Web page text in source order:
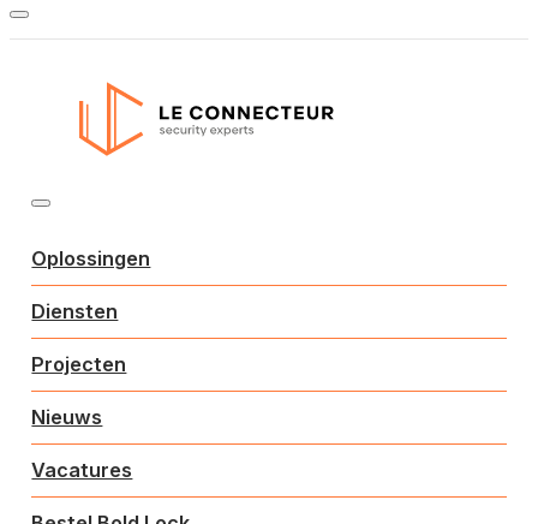
Oplossingen
Diensten
Projecten
Nieuws
Vacatures